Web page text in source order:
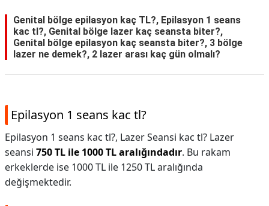
Genital bölge epilasyon kaç TL?, Epilasyon 1 seans
kac tl?, Genital bölge lazer kaç seansta biter?,
Genital bölge epilasyon kaç seansta biter?, 3 bölge
lazer ne demek?, 2 lazer arası kaç gün olmalı?
Epilasyon 1 seans kac tl?
Epilasyon 1 seans kac tl?, Lazer Seansi kac tl? Lazer
seansi 750 TL ile 1000 TL aralığındadır. Bu rakam
erkeklerde ise 1000 TL ile 1250 TL aralığında
değişmektedir.